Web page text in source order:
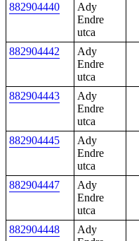
882904440
Ady
Endre
utca
882904442
Ady
Endre
utca
882904443
Ady
Endre
utca
882904445
Ady
Endre
utca
882904447
Ady
Endre
utca
882904448
Ady